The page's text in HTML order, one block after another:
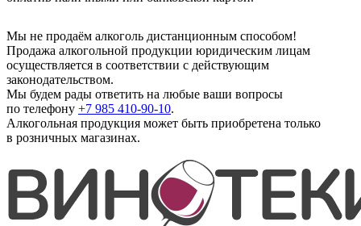
Мы не продаём алкоголь дистанционным способом!
Продажа алкогольной продукции юридическим лицам
осуществляется в соответствии с действующим
законодательством.
Мы будем рады ответить на любые ваши вопросы
по телефону +7 985 410-90-10.
Алкогольная продукция может быть приобретена только
в розничных магазинах.